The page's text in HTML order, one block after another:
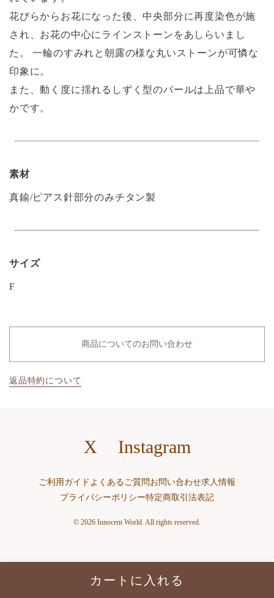
カートに入れる
花びらからお花になった後、中央部分に再度染色が施
され、お花の中心にラインストーンをあしらいまし
た。 一輪のすみれと朝露の様な丸いストーンが可憐な
印象に。
また、動く度に揺れるしずく型のバールは上品で華や
かです。
素材
真鍮/ピアス針部分のみチタン製
サイズ
F
商品についてのお問い合わせ
返品特約について
X Instagram
ご利用ガイド よくあるご質問 お問い合わせ求人情報
プライバシーポリシー特定商取引法表記
© 2026 Innocent World. All rights reserved.